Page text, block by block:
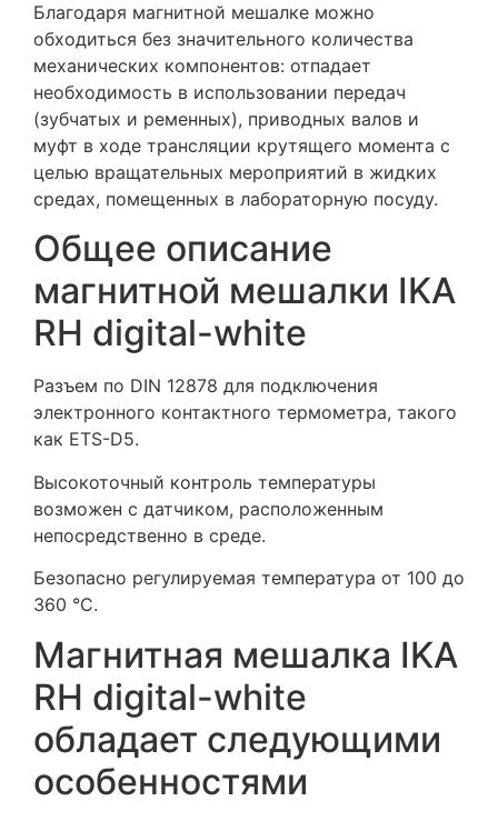
Благодаря магнитной мешалке можно
обходиться без значительного количества
механических компонентов: отпадает
необходимость в использовании передач
(зубчатых и ременных), приводных валов и
муфт в ходе трансляции крутящего момента с
целью вращательных мероприятий в жидких
средах, помещенных в лабораторную посуду.
Общее описание
магнитной мешалки IKA
RH digital-white
Разъем по DIN 12878 для подключения
электронного контактного термометра, такого
как ETS-D5.
Высокоточный контроль температуры
возможен с датчиком, расположенным
непосредственно в среде.
Безопасно регулируемая температура от 100 до
360 °C.
Магнитная мешалка IKA
RH digital-white
обладает следующими
особенностями